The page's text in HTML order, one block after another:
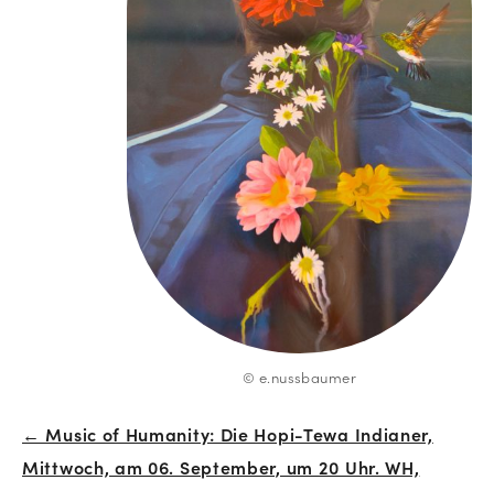
© e.nussbaumer
Beitrags-
← Music of Humanity: Die Hopi-Tewa Indianer,
Mittwoch, am 06. September, um 20 Uhr. WH,